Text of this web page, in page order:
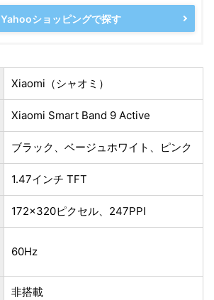
Yahooショッピングで探す
Xiaomi（シャオミ）
Xiaomi Smart Band 9 Active
ブラック、ベージュホワイト、ピンク
1.47インチ TFT
172×320ピクセル、247PPI
60Hz
非搭載